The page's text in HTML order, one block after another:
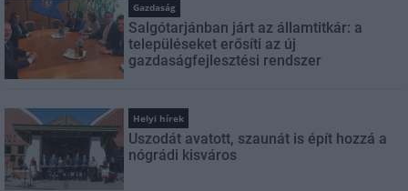
Gazdaság
Salgótarjánban járt az államtitkár: a
településeket erősíti az új
gazdaságfejlesztési rendszer
Helyi hírek
Uszodát avatott, szaunát is épít hozzá a
nógrádi kisváros